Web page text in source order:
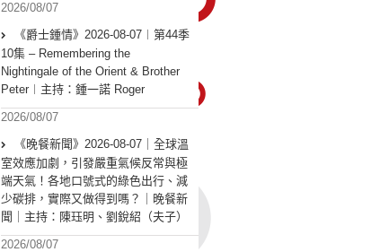
2026/08/07
《爵士鍾情》2026-08-07︱第44季
10集 – Remembering the
Nightingale of the Orient & Brother
Peter︱主持：鍾一諾 Roger
2026/08/07
《晚餐新聞》2026-08-07｜全球溫
室效應加劇，引發嚴重氣候反常與極
端天氣！各地口號式的綠色出行、減
少碳排，實際又做得到嗎？｜晚餐新
聞｜主持：陳珏明、劉銳紹（夫子）
2026/08/07